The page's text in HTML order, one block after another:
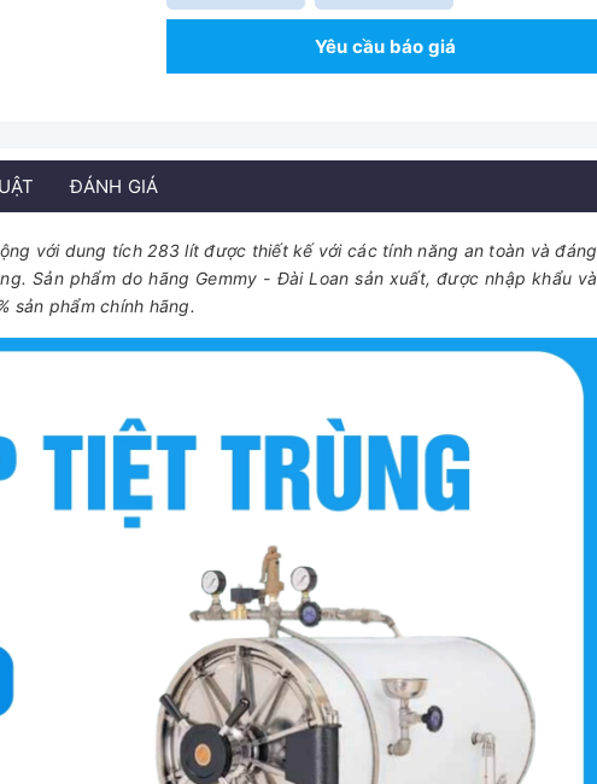
Yêu cầu báo giá
ĐÁNH GIÁ
với dung tích 283 lít được thiết kế với các tính năng an toàn và đáng
Sản phẩm do hãng Gemmy - Đài Loan sản xuất, được nhập khẩu và
sản phẩm chính hãng.